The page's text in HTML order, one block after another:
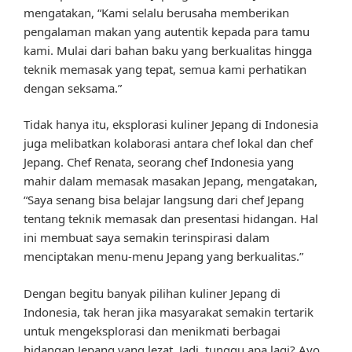
mengatakan, “Kami selalu berusaha memberikan
pengalaman makan yang autentik kepada para tamu
kami. Mulai dari bahan baku yang berkualitas hingga
teknik memasak yang tepat, semua kami perhatikan
dengan seksama.”
Tidak hanya itu, eksplorasi kuliner Jepang di Indonesia
juga melibatkan kolaborasi antara chef lokal dan chef
Jepang. Chef Renata, seorang chef Indonesia yang
mahir dalam memasak masakan Jepang, mengatakan,
“Saya senang bisa belajar langsung dari chef Jepang
tentang teknik memasak dan presentasi hidangan. Hal
ini membuat saya semakin terinspirasi dalam
menciptakan menu-menu Jepang yang berkualitas.”
Dengan begitu banyak pilihan kuliner Jepang di
Indonesia, tak heran jika masyarakat semakin tertarik
untuk mengeksplorasi dan menikmati berbagai